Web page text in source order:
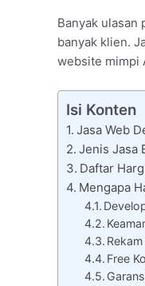
Banyak ulasan
banyak klien.
website mimpi
Isi Konten
Jasa Web
Jenis Jasa
Daftar
Mengapa
Free